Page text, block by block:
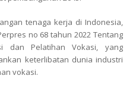
tenaga kerja di Indonesia,
no 68 tahun 2022 Tentang
dan Pelatihan Vokasi, yang
keterlibatan dunia industri
vokasi.